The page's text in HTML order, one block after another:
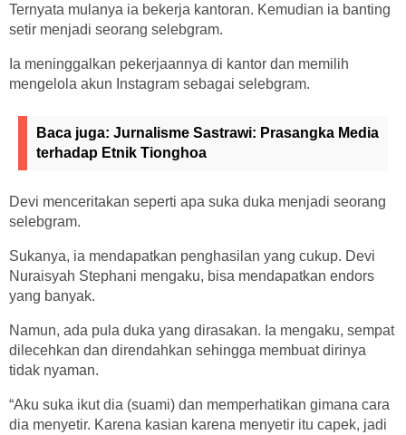
Ternyata mulanya ia bekerja kantoran. Kemudian ia banting
setir menjadi seorang selebgram.
Ia meninggalkan pekerjaannya di kantor dan memilih
mengelola akun Instagram sebagai selebgram.
Baca juga: Jurnalisme Sastrawi: Prasangka Media
terhadap Etnik Tionghoa
Devi menceritakan seperti apa suka duka menjadi seorang
selebgram.
Sukanya, ia mendapatkan penghasilan yang cukup. Devi
Nuraisyah Stephani mengaku, bisa mendapatkan endors
yang banyak.
Namun, ada pula duka yang dirasakan. Ia mengaku, sempat
dilecehkan dan direndahkan sehingga membuat dirinya
tidak nyaman.
“Aku suka ikut dia (suami) dan memperhatikan gimana cara
dia menyetir. Karena kasian karena menyetir itu capek, jadi